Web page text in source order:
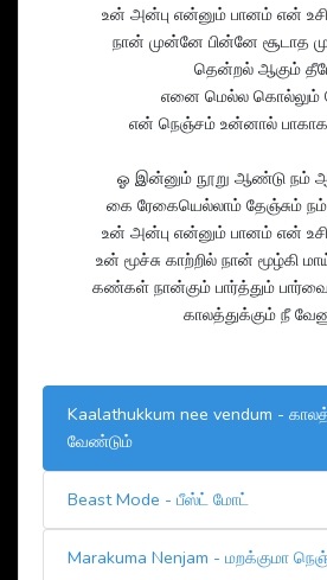
உன் அன்பு என்னும் பானம் என்
நான் முன்னே பின்னே சூடாத
தென்றல் ஆகும்
எனை மெல்ல கொல்லும்
என் நெஞ்சம் உன்னால் பாகாக
ஓ இன்னும் நூறு ஆண்டு நம்
கை ரேகையெல்லாம் தேஞ்சும்
உன் அன்பு என்னும் பானம் என்
உன் மூச்சு காற்றில் நான் மூழ்கி
கண்கள் நான்கும் பார்த்தும்
காலத்துக்கும் நீ
Kaalathukkum nee vendum -
வேண்டும்
Beast Mode - பீஸ்ட் மோட்
Marakuma Nenjam - மறக்குமா